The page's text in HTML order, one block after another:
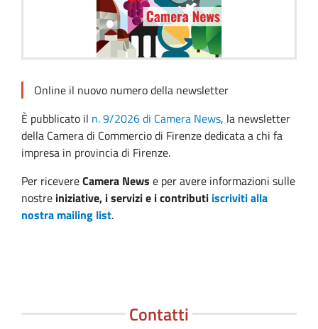
Online il nuovo numero della newsletter
È pubblicato il n. 9/2026 di Camera News, la newsletter
della Camera di Commercio di Firenze dedicata a chi fa
impresa in provincia di Firenze.
Per ricevereCamera News e per avere informazioni sulle
nostre iniziative, i servizi e i contributi iscriviti alla
nostra mailing list.
Contatti